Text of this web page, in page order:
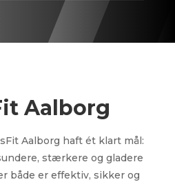
Aalborg
Aalborg haft ét klart mål:
stærkere og gladere
både er effektiv, sikker og